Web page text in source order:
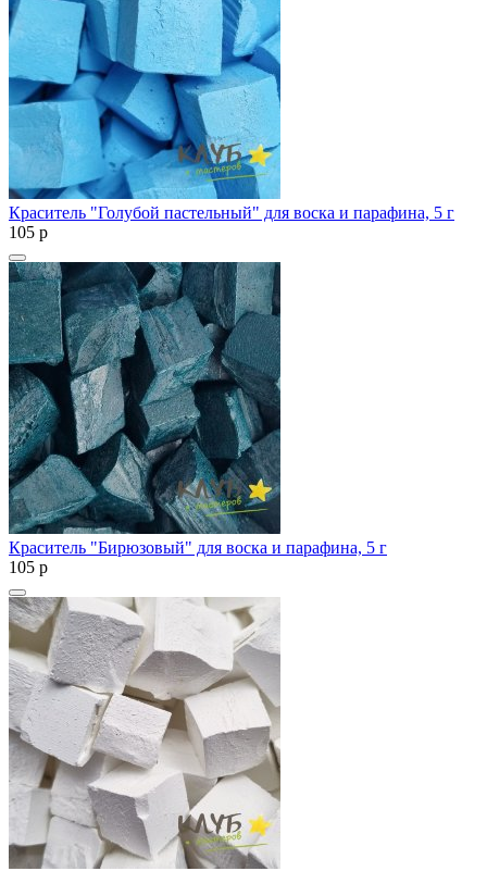
Краситель "Голубой пастельный" для воска и парафина, 5 г
105 p
Краситель "Бирюзовый" для воска и парафина, 5 г
105 p